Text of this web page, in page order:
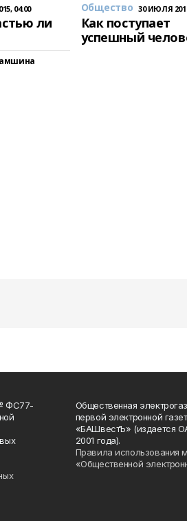
04:00
ли
Общество 30 ИЮЛЯ
Как поступает
успешный
ФС77-
Общественная
первой электронной
«БАШвестЪ» (издается
2001 года).
Правила использования
«Общественной